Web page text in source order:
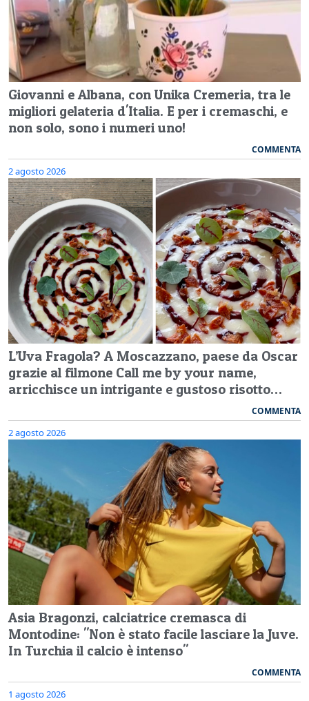
Giovanni e Albana, con Unika Cremeria, tra le
migliori gelateria d'Italia. E per i cremaschi, e
non solo, sono i numeri uno!
COMMENTA
2 agosto 2026
L’Uva Fragola? A Moscazzano, paese da Oscar
grazie al filmone Call me by your name,
arricchisce un intrigante e gustoso risotto…
COMMENTA
2 agosto 2026
Asia Bragonzi, calciatrice cremasca di
Montodine: "Non è stato facile lasciare la Juve.
In Turchia il calcio è intenso"
COMMENTA
1 agosto 2026